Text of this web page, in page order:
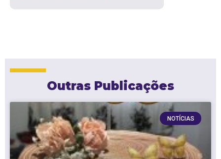
Outras Publicações
NOTÍCIAS